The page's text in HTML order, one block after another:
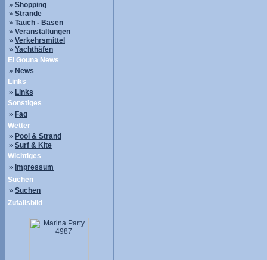
» Shopping
» Strände
» Tauch - Basen
» Veranstaltungen
» Verkehrsmittel
» Yachthäfen
El Gouna News
» News
Links
» Links
Sonstiges
» Faq
Wetter
» Pool & Strand
» Surf & Kite
Wichtiges
» Impressum
Suchen
» Suchen
Zufallsbild